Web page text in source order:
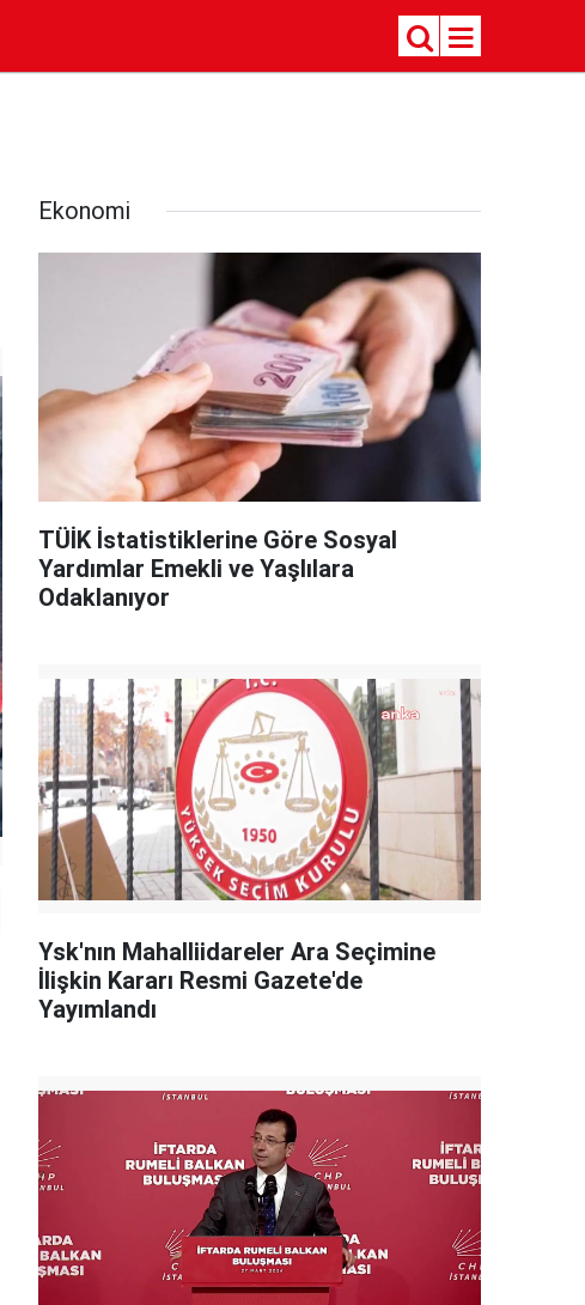
Ekonomi
TÜİK İstatistiklerine Göre Sosyal
Yardımlar Emekli ve Yaşlılara
Odaklanıyor
Ysk'nın Mahalliidareler Ara Seçimine
İlişkin Kararı Resmi Gazete'de
Yayımlandı